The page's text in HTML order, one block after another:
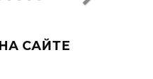
САЙТЕ